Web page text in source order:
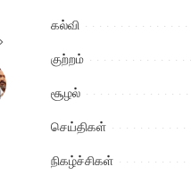
கல்வி
குற்றம்
சூழல்
செய்திகள்
நிகழ்ச்சிகள்